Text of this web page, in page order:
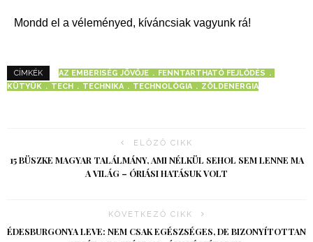
Mondd el a véleményed, kíváncsiak vagyunk rá!
CÍMKÉK AZ EMBERISÉG JÖVŐJE
FENNTARTHATÓ FEJLŐDÉS
KÜTYÜK
TECH TECHNIKA TECHNOLÓGIA ZÖLDENERGIA
ELŐZŐ CIKK
15 BÜSZKE MAGYAR TALÁLMÁNY, AMI NÉLKÜL SEHOL SEM LENNE MA
A VILÁG – ÓRIÁSI HATÁSUK VOLT
KÖVETKEZŐ CIKK
ÉDESBURGONYA LEVE: NEM CSAK EGÉSZSÉGES, DE BIZONYÍTOTTAN